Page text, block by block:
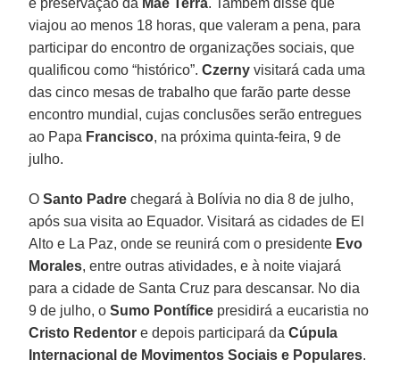
viajou ao menos 18 horas, que valeram a pena, para
participar do encontro de organizações sociais, que
qualificou como “histórico”.Czerny visitará cada uma
das cinco mesas de trabalho que farão parte desse
encontro mundial, cujas conclusões serão entregues
ao Papa Francisco, na próxima quinta-feira, 9 de
julho.
OSanto Padre chegará à Bolívia no dia 8 de julho,
após sua visita ao Equador. Visitará as cidades de El
Alto e La Paz, onde se reunirá com o presidente Evo
Morales, entre outras atividades, e à noite viajará
para a cidade de Santa Cruz para descansar. No dia
9 de julho, oSumo Pontífice presidirá a eucaristia no
Cristo Redentor e depois participará daCúpula
Internacional de Movimentos Sociais e Populares.